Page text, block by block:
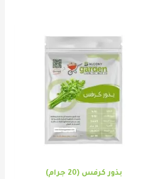
بذور كرفس (20 جرام)